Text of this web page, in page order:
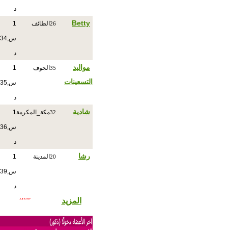
د
Betty
26 الطائف 1
س,34
د
مواليد
التسعينات
35 الجوف 1
س,35
د
شادية 32مكة_المكرمة1
س,36
د
رشا 20 المدينة 1
س,39
د
المزيد